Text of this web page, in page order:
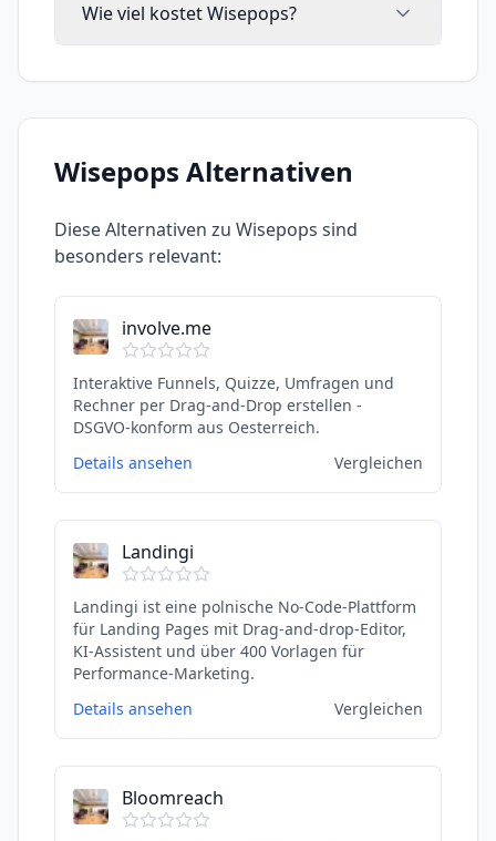
Wie viel kostet Wisepops?
Wisepops Alternativen
Diese Alternativen zu Wisepops sind
besonders relevant:
involve.me
Interaktive Funnels, Quizze, Umfragen und
Rechner per Drag-and-Drop erstellen -
DSGVO-konform aus Oesterreich.
Details ansehen
Vergleichen
Landingi
Landingi ist eine polnische No-Code-Plattform
für Landing Pages mit Drag-and-drop-Editor,
KI-Assistent und über 400 Vorlagen für
Performance-Marketing.
Details ansehen
Vergleichen
Bloomreach